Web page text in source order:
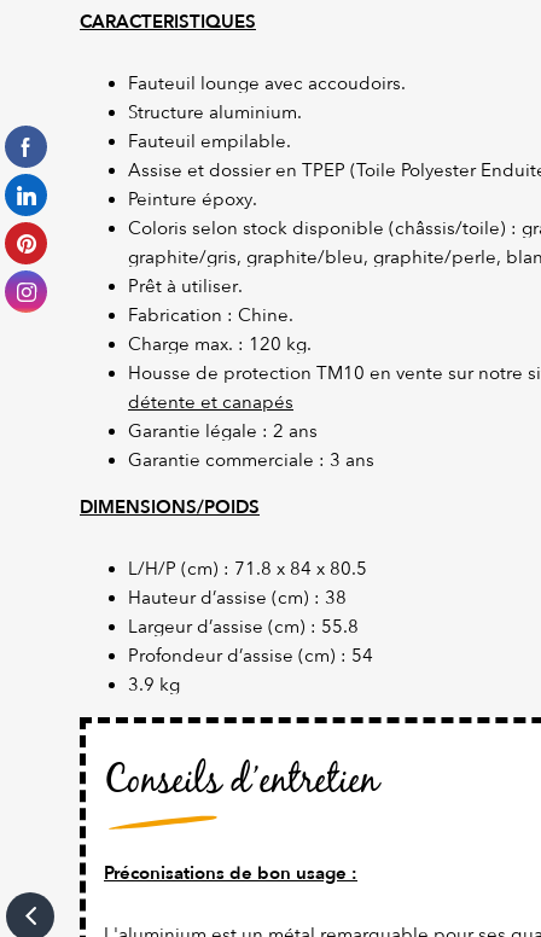
CARACTERISTIQUES
Fauteuil lounge avec accoudoirs.
Structure aluminium.
Fauteuil empilable.
Assise et dossier en TPEP (Toile Polyester
Peinture époxy.
Coloris selon stock disponible (châssis/toile) :
graphite/gris, graphite/bleu, graphite/perle,
Prêt à utiliser.
Fabrication : Chine.
Charge max. : 120 kg.
Housse de protection TM10 en vente sur notre
détente et canapés
Garantie légale : 2 ans
Garantie commerciale : 3 ans
DIMENSIONS/POIDS
L/H/P (cm) : 71.8 x 84 x 80.5
Hauteur d’assise (cm) : 38
Largeur d’assise (cm) : 55.8
Profondeur d’assise (cm) : 54
3.9 kg
Conseils d’entretien
Préconisations de bon usage :